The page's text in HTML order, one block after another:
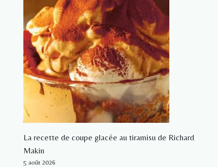
La recette de coupe glacée au tiramisu de Richard
Makin
5 août 2026